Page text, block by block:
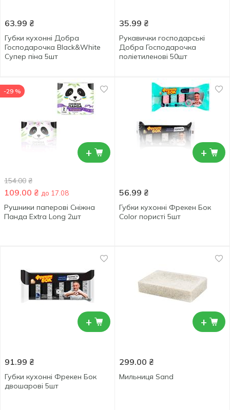
63.99 ₴
Губки кухонні Добра
Господарочка Black&White
Супер піна 5шт
35.99 ₴
Рукавички господарські
Добра Господарочка
поліетиленові 50шт
+
-29 %
154.00 ₴
109.00 ₴ до 17.08
Рушники паперові Сніжна
Панда Extra Long 2шт
+
56.99 ₴
Губки кухонні Фрекен Бок
Color пористі 5шт
+
91.99 ₴
Губки кухонні Фрекен Бок
двошарові 5шт
+
299.00 ₴
Мильниця Sand